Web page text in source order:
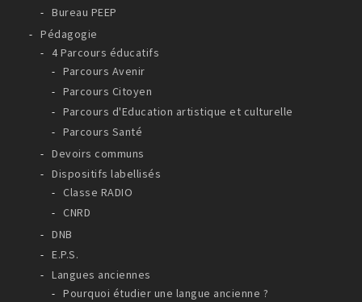
Bureau PEEP
Pédagogie
4 Parcours éducatifs
Parcours Avenir
Parcours Citoyen
Parcours d'Education artistique et culturelle
Parcours Santé
Devoirs communs
Dispositifs labellisés
Classe RADIO
CNRD
DNB
E.P.S.
Langues anciennes
Pourquoi étudier une langue ancienne ?